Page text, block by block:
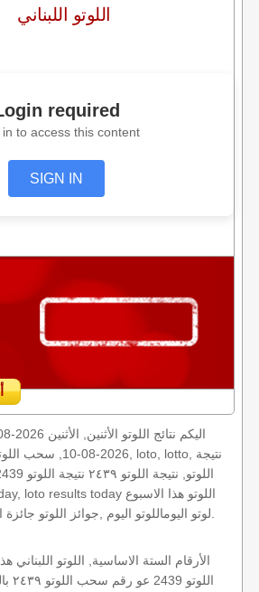
اللوتو اللبناني
required
in to access this content
SIGN IN
أخر سحب
الأرقام الستة الاساسية, اللوتو اللبناني